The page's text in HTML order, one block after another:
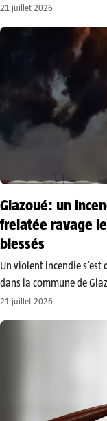
communes. À la suite
21 juillet 2026
Glazoué: un
frelatée ravage
blessés
Un violent incendie
dans la commune de
matériels et faisant deux
21 juillet 2026